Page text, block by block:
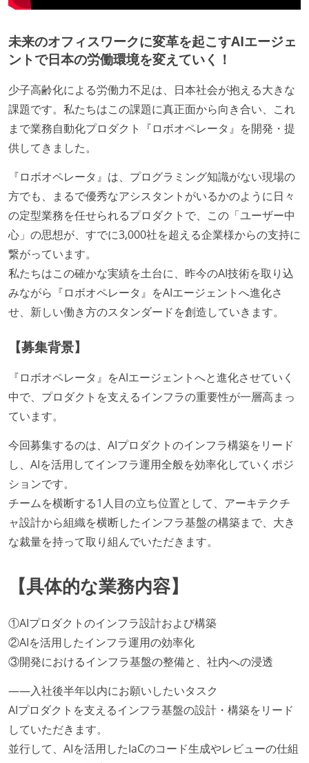
未来のオフィスワークに変革を起こすAIエージェ
ントで日本の労働環境を変えていく！
少子高齢化による労働力不足は、日本社会が抱える大きな
課題です。私たちはこの課題に真正面から向き合い、これ
まで業務自動化プロダクト『ロボオペレータ』を開発・提
供してきました。
『ロボオペレータ』は、プログラミング知識がない現場の
方でも、まるで優秀なアシスタントがいるかのように日々
の定型業務を任せられるプロダクトで、この「ユーザー中
心」の思想が、すでに3,000社を超える企業様からの支持に
繋がっています。
私たちはこの確かな実績を土台に、昨今のAI技術を取り込
みながら『ロボオペレータ』をAIエージェントへ進化さ
せ、新しい働き方のスタンダードを創造していきます。
【募集背景】
『ロボオペレータ』をAIエージェントへと進化させていく
中で、プロダクトを支えるインフラの重要性が一層高まっ
ています。
今回募集するのは、AIプロダクトのインフラ構築をリード
し、AIを活用してインフラ運用全般を効率化していくポジ
ションです。
チームを横断する1人目の立ち位置として、アーキテクチ
ャ設計から組織を横断したインフラ基盤の構築まで、大き
な裁量を持って取り組んでいただきます。
【具体的な業務内容】
①AIプロダクトのインフラ設計および構築
②AIを活用したインフラ運用の効率化
③開発におけるインフラ基盤の整備と、社内への浸透
――入社後半年以内にお願いしたいタスク
AIプロダクトを支えるインフラ基盤の設計・構築をリード
していただきます。
並行して、AIを活用したIaCのコード生成やレビューの仕組